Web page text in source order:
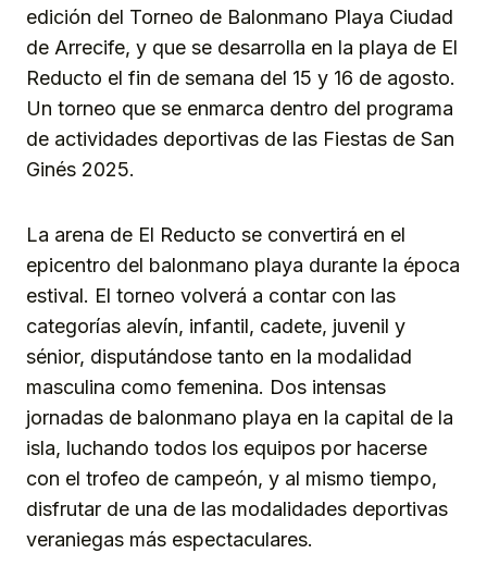
edición del Torneo de Balonmano Playa Ciudad
de Arrecife, y que se desarrolla en la playa de El
Reducto el fin de semana del 15 y 16 de agosto.
Un torneo que se enmarca dentro del programa
de actividades deportivas de las Fiestas de San
Ginés 2025.
La arena de El Reducto se convertirá en el
epicentro del balonmano playa durante la época
estival. El torneo volverá a contar con las
categorías alevín, infantil, cadete, juvenil y
sénior, disputándose tanto en la modalidad
masculina como femenina. Dos intensas
jornadas de balonmano playa en la capital de la
isla, luchando todos los equipos por hacerse
con el trofeo de campeón, y al mismo tiempo,
disfrutar de una de las modalidades deportivas
veraniegas más espectaculares.